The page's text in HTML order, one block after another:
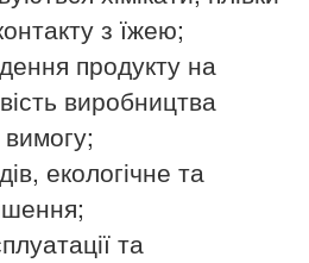
з їжею;
продукту на
виробництва
екологічне та
та